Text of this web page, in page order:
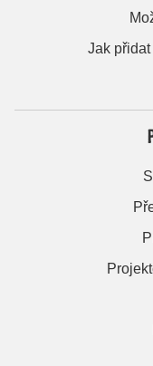
Jak